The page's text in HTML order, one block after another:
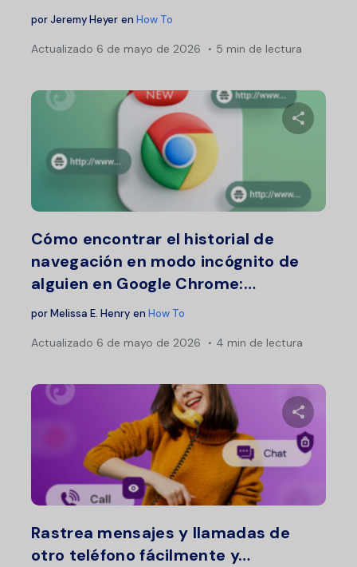
porJeremy Heyer en How To
Actualizado 6 de mayo de 2026 5 min de lectura
Cómo encontrar el historial de
navegación en modo incógnito de
alguien en Google Chrome:…
porMelissa E. Henry en How To
Actualizado 6 de mayo de 2026 4 min de lectura
Rastrea mensajes y llamadas de
otro teléfono fácilmente y…